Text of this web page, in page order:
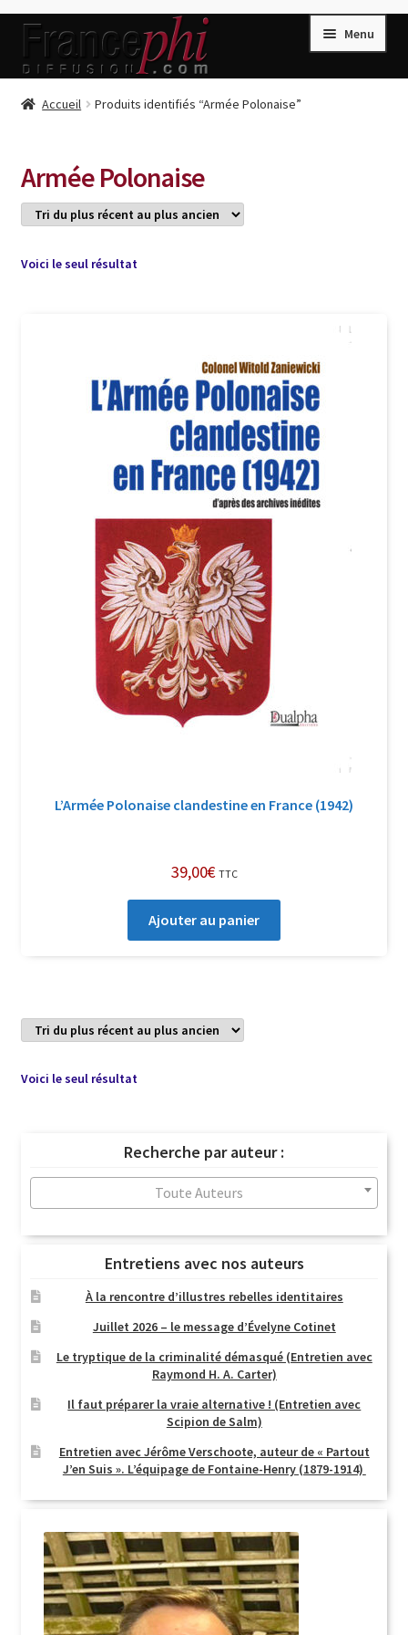
Aller
la
Aller
contenu
Menu
Accueil
Conditions de Vente
Connection
Livres de Philippe Randa
Politique de confidentialité et cookies
Qui sommes-nous ?
Soutien à Philippe Randa
Suivi de la Commande
Accueil Produits identifiés “Armée Polonaise”
Armée Polonaise
Voici le seul résultat
L’Armée Polonaise clandestine en France (1942)
39,00€ TTC
Ajouter au panier
Voici le seul résultat
Recherche par auteur :
Toute Auteurs
Entretiens avec nos auteurs
À la rencontre d’illustres rebelles identitaires
Juillet 2026 – le message d’Évelyne Cotinet
Le tryptique de la criminalité démasqué (Entretien avec
Raymond H. A. Carter)
Il faut préparer la vraie alternative ! (Entretien avec
Scipion de Salm)
Entretien avec Jérôme Verschoote, auteur de « Partout
J’en Suis ». L’équipage de Fontaine-Henry (1879-1914)